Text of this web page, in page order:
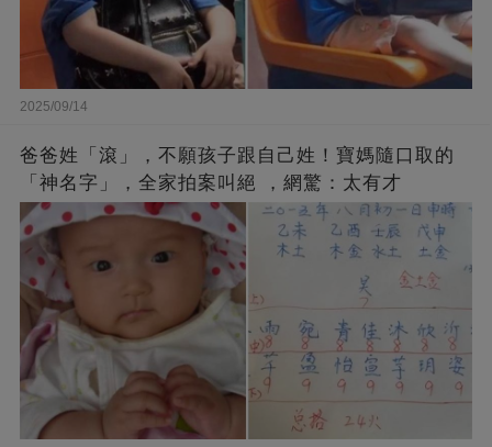
2025/09/14
爸爸姓「滾」，不願孩子跟自己姓！寶媽隨口取的
「神名字」，全家拍案叫絕 ，網驚：太有才